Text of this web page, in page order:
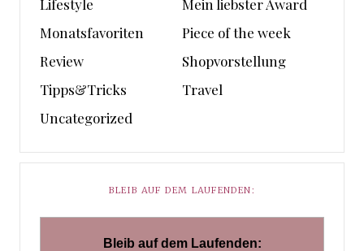
Lifestyle
Mein liebster Award
Monatsfavoriten
Piece of the week
Review
Shopvorstellung
Tipps&Tricks
Travel
Uncategorized
BLEIB AUF DEM LAUFENDEN:
Bleib auf dem Laufenden: